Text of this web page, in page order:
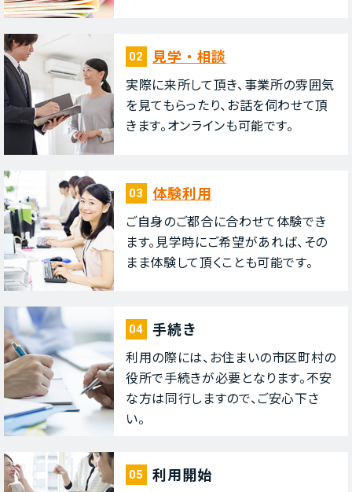
02 ⾒学・相談
実際に来所して頂き、事業所の雰囲気
を⾒てもらったり、お話を伺わせて頂
きます。オンラインも可能です。
03 体験利⽤
ご⾃⾝のご都合に合わせて体験でき
ます。⾒学時にご希望があれば、その
まま体験して頂くことも可能です。
04 ⼿続き
利⽤の際には、お住まいの市区町村の
役所で⼿続きが必要となります。不安
な⽅は同⾏しますので、ご安⼼下さ
い。
05 利⽤開始